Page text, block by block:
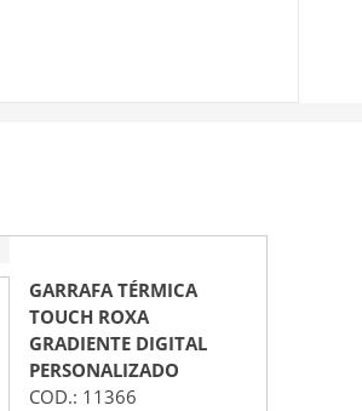
GARRAFA TÉRMICA
TOUCH ROXA
GRADIENTE DIGITAL
PERSONALIZADO
COD.: 11366